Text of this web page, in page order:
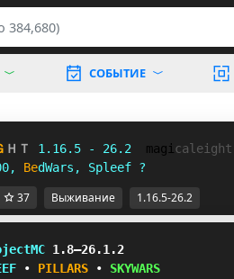
СОБЫТИЕ
Ｈ Ｔ 1 . 16. 5 - 26. 2 magi cal ei g ht
0, BedWars , Spleef ?
37 Выживание 1.16.5-26.2
jectMC 1.8–26.1.2
• PILLARS • SKYWARS